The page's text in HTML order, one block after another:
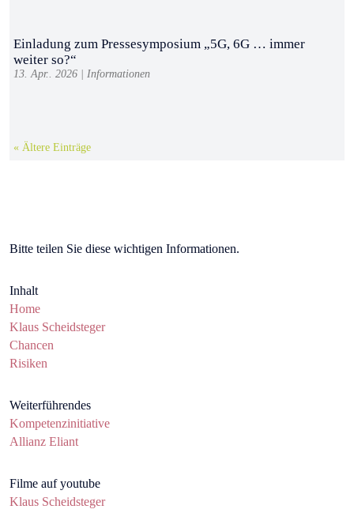
Einladung zum Pressesymposium „5G, 6G … immer
weiter so?“
13. Apr.. 2026 Informationen
« Ältere Einträge
Bitte teilen Sie diese wichtigen Informationen.
Inhalt
Home
Klaus Scheidsteger
Chancen
Risiken
Weiterführendes
Kompetenzinitiative
Allianz Eliant
Filme auf youtube
Klaus Scheidsteger